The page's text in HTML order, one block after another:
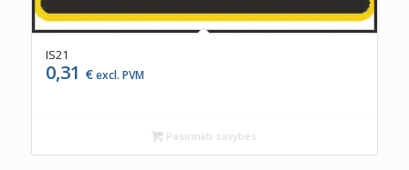
IS21
0,31 €excl. PVM
Pasirinkti savybes